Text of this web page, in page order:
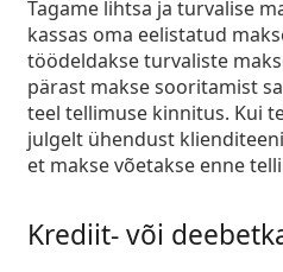
Ühepäevased läätsed
Nädalased läätsed
Kahenädalased läätsed
Kvartaliläätsed
Läätse tüüp
Sfäärilised ja asfäärilised
Toorilised astigmatismile
Silikoonhüdrogeelläätsed
Bränd
Acuvue
Dailies
Tarvikud
Silmatilgad
Osta läätsed internetist
Kõik läätsed
Läätsevedelikud
Tüüp
Universaalne läätsevedelik
Peroksiidilahus
Ilma säilitusaineteta
Maht
50 kuni 120 ml
225 kuni 500 ml
Mitmikpakk
Kahene pakk
Prillid
Tüübid
Naised Meeste
Pakkumised
Piiratud väljaanne
Prillid
Bränd
Päikeseprillid
Tüübid
Naised Meeste
Pakkumised
Sinise valguse filter
Tagame lihtsa ja turvalise
kassas oma eelistatud
töödeldakse turvaliste
pärast makse sooritamist
teel tellimuse kinnitus. Kui
julgelt ühendust
et makse võetakse enne
Krediit- või